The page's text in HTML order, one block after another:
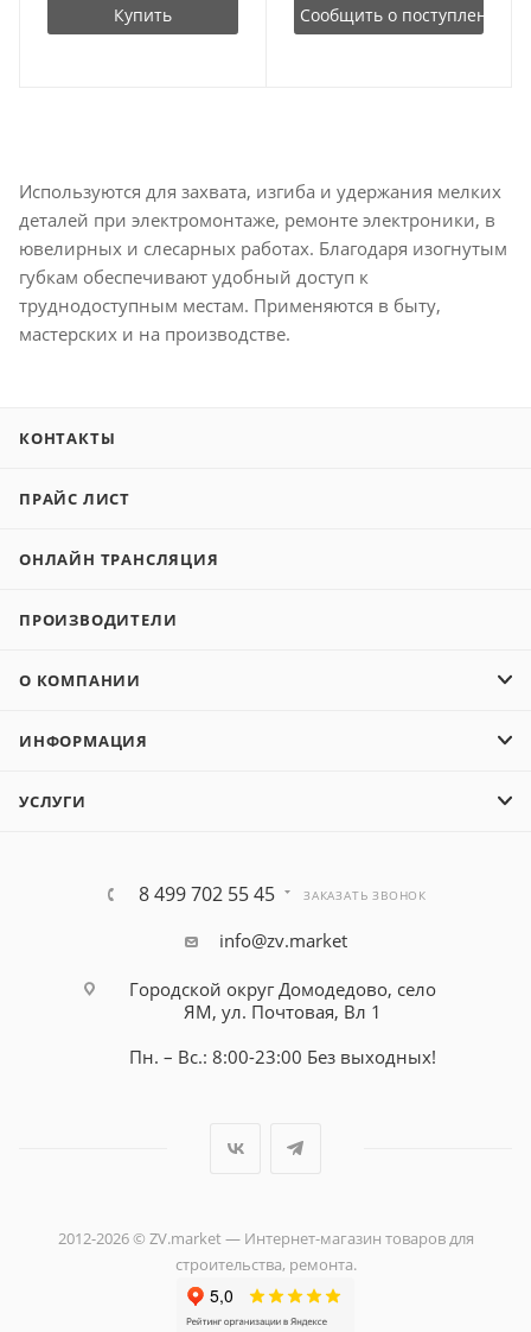
Купить Сообщить о поступлении
Используются для захвата, изгиба и удержания мелких
деталей при электромонтаже, ремонте электроники, в
ювелирных и слесарных работах. Благодаря изогнутым
губкам обеспечивают удобный доступ к
труднодоступным местам. Применяются в быту,
мастерских и на производстве.
КОНТАКТЫ
ПРАЙС ЛИСТ
ОНЛАЙН ТРАНСЛЯЦИЯ
ПРОИЗВОДИТЕЛИ
О КОМПАНИИ
ИНФОРМАЦИЯ
УСЛУГИ
8 499 702 55 45 ЗАКАЗАТЬ ЗВОНОК
info@zv.market
Городской округ Домодедово, село
ЯМ, ул. Почтовая, Вл 1
Пн. – Вс.: 8:00-23:00 Без выходных!
2012-2026 © ZV.market — Интернет-магазин товаров для
строительства, ремонта.